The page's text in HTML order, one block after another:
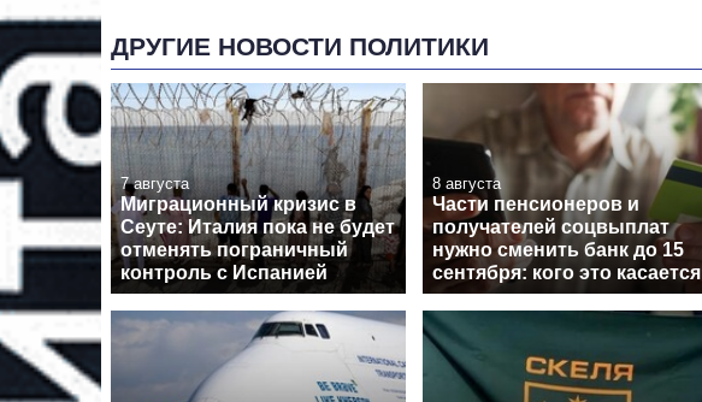
ДРУГИЕ НОВОСТИ ПОЛИТИКИ
7 августа
Миграционный кризис в
Сеуте: Италия пока не будет
отменять пограничный
контроль с Испанией
8 августа
Части пенсионеров и
получателей соцвыплат
нужно сменить банк до 15
сентября: кого это касается